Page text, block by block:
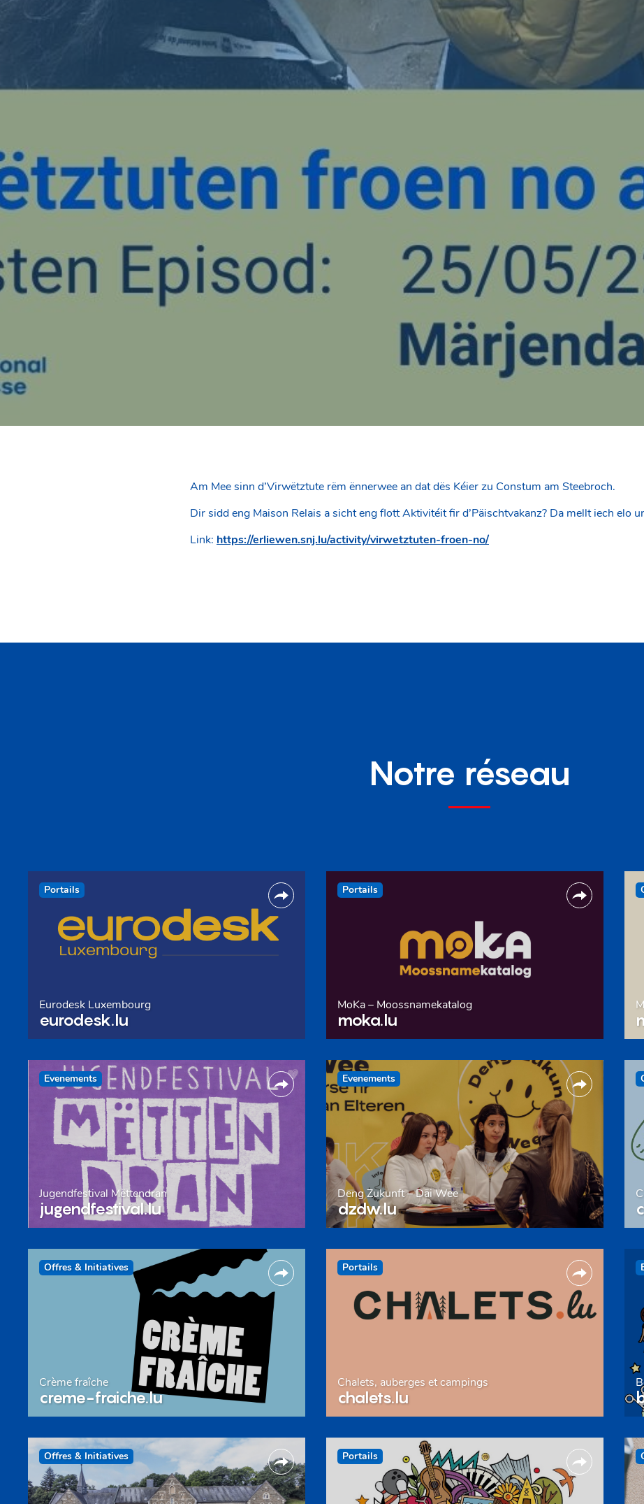
Am Mee sinn d’Virwëtztute rëm ënnerwee an dat dës Kéier zu Constum am Steebroch.
Dir sidd eng Maison Relais a sicht eng flott Aktivitéit fir d’Päischtvakanz? Da mellt iech elo
Link: https://erliewen.snj.lu/activity/virwetztuten-froen-no/
Notre réseau
Portails
Eurodesk Luxembourg
eurodesk.lu
Portails
MoKa – Moossnamekatalog
moka.lu
Evenements
Jugendfestival Mëttendran
jugendfestival.lu
Evenements
Deng Zukunft – Däi Wee
dzdw.lu
Offres & Initiatives
Crème fraîche
creme-fraiche.lu
Portails
Chalets, auberges et campings
chalets.lu
Offres & Initiatives Portails